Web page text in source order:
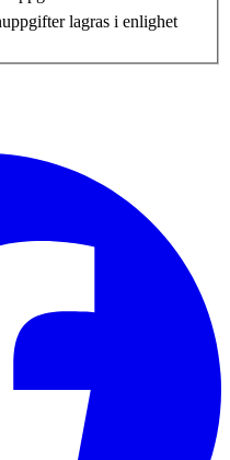
lagras i enlighet